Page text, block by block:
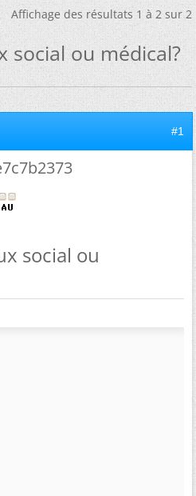
Affichage des résultats 1 à 2 sur 2
social ou médical?
#1
social ou